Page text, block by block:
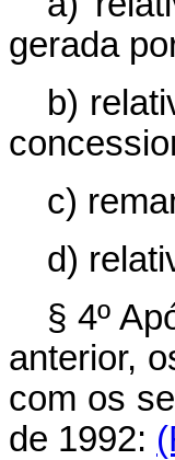
gerada
b)
c)
d)
§ 4º
anterior,
com os
de 1992: